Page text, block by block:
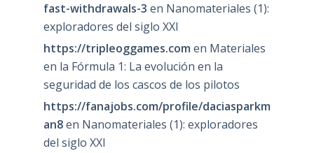
fast-withdrawals-3 en Nanomateriales (1):
exploradores del siglo XXI
https://tripleoggames.com en Materiales
en la Fórmula 1: La evolución en la
seguridad de los cascos de los pilotos
https://fanajobs.com/profile/daciasparkm
an8en Nanomateriales (1): exploradores
del siglo XXI